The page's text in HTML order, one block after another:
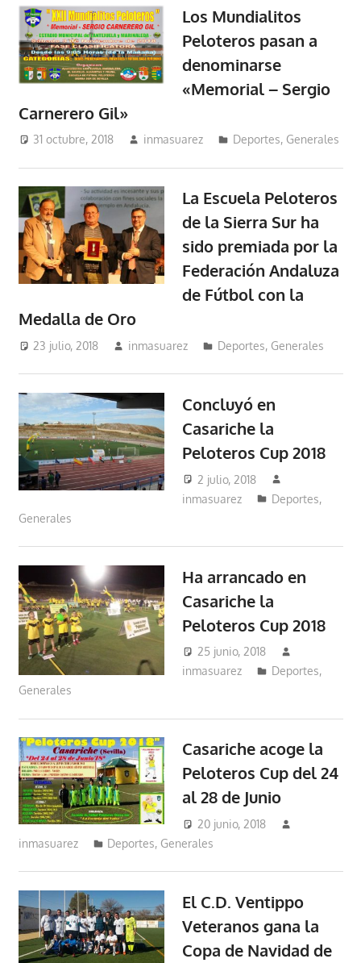
Los Mundialitos
Peloteros pasan a
denominarse
«Memorial – Sergio
Carnerero Gil»
31 octubre, 2018 inmasuarez Deportes, Generales
La Escuela Peloteros
de la Sierra Sur ha
sido premiada por la
Federación Andaluza
de Fútbol con la
Medalla de Oro
23 julio, 2018 inmasuarez Deportes, Generales
Concluyó en
Casariche la
Peloteros Cup 2018
2 julio, 2018
inmasuarez
Deportes,
Generales
Ha arrancado en
Casariche la
Peloteros Cup 2018
25 junio, 2018
inmasuarez
Deportes,
Generales
Casariche acoge la
Peloteros Cup del 24
al 28 de Junio
20 junio, 2018
inmasuarez
Deportes, Generales
El C.D. Ventippo
Veteranos gana la
Copa de Navidad de